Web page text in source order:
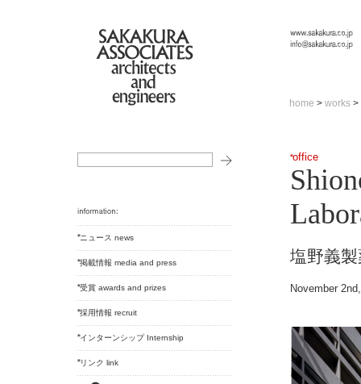
home > works >
ニュース news
掲載情報 media and press
受賞 awards and prizes
採用情報 recruit
インターンシップ Internship
リンク link
office
塩野義
November